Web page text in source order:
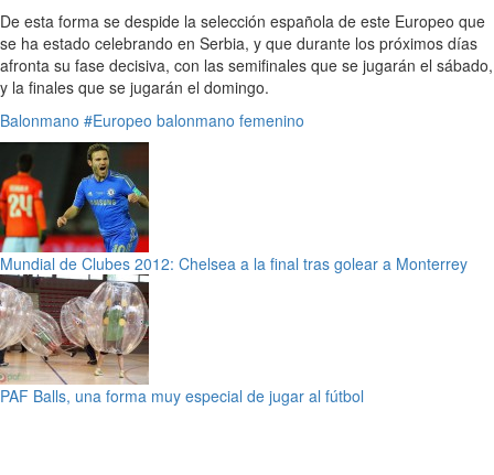
De esta forma se despide la selección española de este Europeo que
se ha estado celebrando en Serbia, y que durante los próximos días
afronta su fase decisiva, con las semifinales que se jugarán el sábado,
y la finales que se jugarán el domingo.
Balonmano #Europeo balonmano femenino
Mundial de Clubes 2012: Chelsea a la final tras golear a Monterrey
PAF Balls, una forma muy especial de jugar al fútbol